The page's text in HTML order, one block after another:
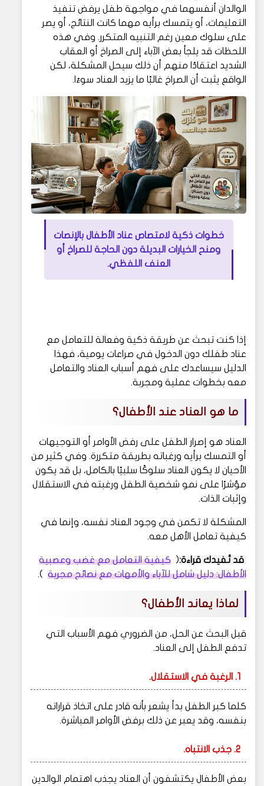
الوالدان أنفسهما في مواجهة طفل يرفض تنفيذ
التعليمات، أو يتمسك برأيه مهما كانت النتائج، أو يصر
على سلوك معين رغم التنبيه المتكرر. وفي هذه
اللحظات قد يلجأ بعض الآباء إلى الصراخ أو العقاب
الشديد اعتقادًا منهم أن ذلك سيحل المشكلة، لكن
الواقع يثبت أن الصراخ غالبًا ما يزيد العناد سوءًا.
خطوات ذكية لامتصاص عناد الأطفال بالإنصات
ومنح الخيارات البديلة دون الحاجة للصراخ أو
العنف اللفظي.
إذا كنت تبحث عن طريقة ذكية وفعالة للتعامل مع
عناد طفلك دون الدخول في صراعات يومية، فهذا
الدليل سيساعدك على فهم أسباب العناد والتعامل
معه بخطوات عملية ومجربة.
ما هو العناد عند الأطفال؟
العناد هو إصرار الطفل على رفض الأوامر أو التوجيهات
أو التمسك برأيه ورغباته بطريقة متكررة. وفي كثير من
الأحيان لا يكون العناد سلوكًا سلبيًا بالكامل، بل قد يكون
مؤشرًا على نمو شخصية الطفل ورغبته في الاستقلال
وإثبات الذات.
المشكلة لا تكمن في وجود العناد نفسه، وإنما في
كيفية تعامل الأهل معه.
قد تُفيدك قراءة:( كيفية التعامل مع غضب وعصبية
الأطفال: دليل شامل للآباء والأمهات مع نصائح مجربة ).
لماذا يعاند الأطفال؟
قبل البحث عن الحل، من الضروري فهم الأسباب التي
تدفع الطفل إلى العناد.
1. الرغبة في الاستقلال.
كلما كبر الطفل بدأ يشعر بأنه قادر على اتخاذ قراراته
بنفسه، وقد يعبر عن ذلك برفض الأوامر المباشرة.
2. جذب الانتباه.
بعض الأطفال يكتشفون أن العناد يجذب اهتمام الوالدين